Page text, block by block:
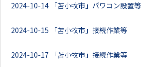
2024-10-14 「苫小牧市」パワコン設置等
2024-10-15 「苫小牧市」接続作業等
2024-10-17 「苫小牧市」接続作業等